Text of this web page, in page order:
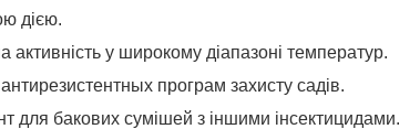
дією.
активність у широкому діапазоні температур.
програм захисту садів.
для бакових сумішей з іншими інсектицидами.